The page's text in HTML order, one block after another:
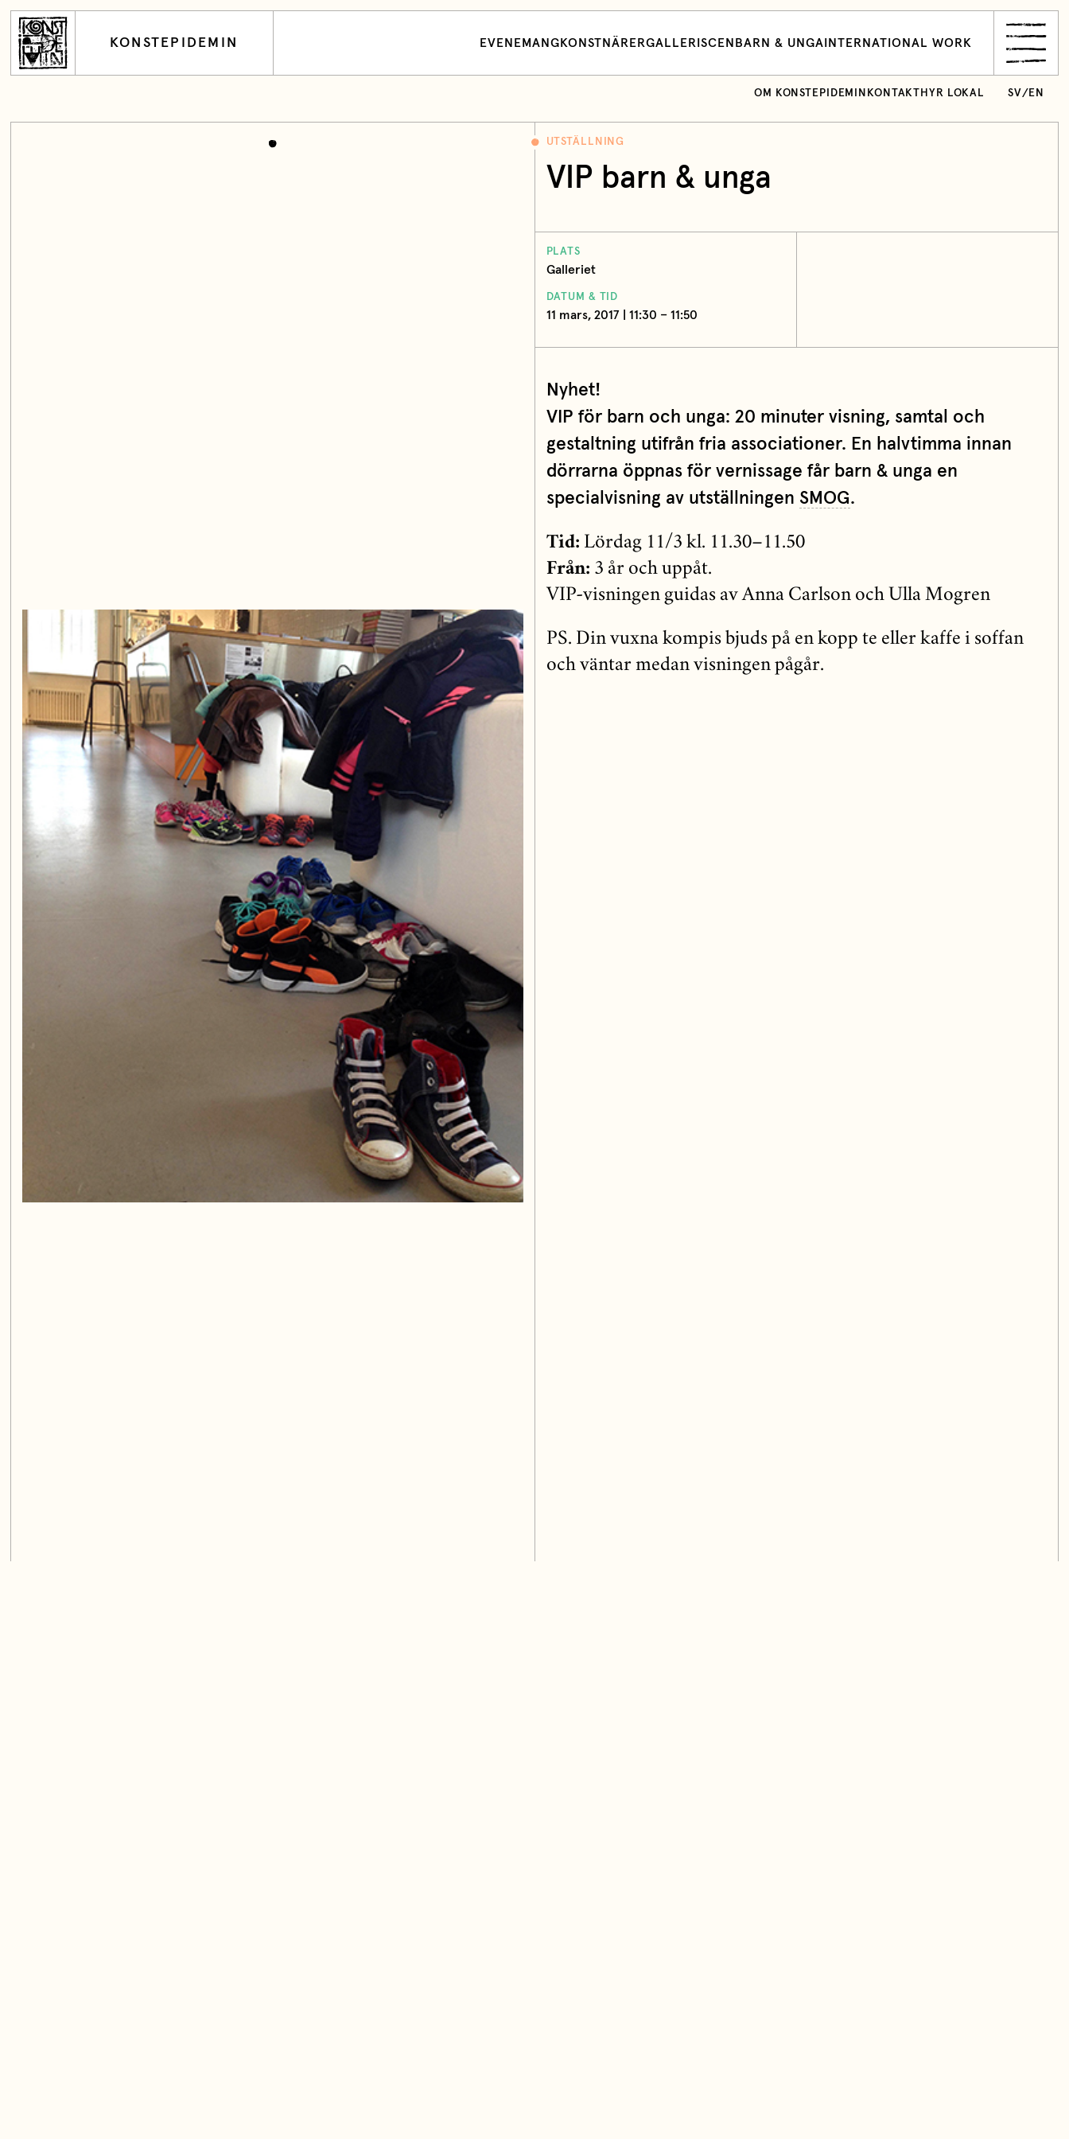
KONSTEPIDEMIN EVENEMANG KONSTNÄRERGALLERI SCEN BARN & UNGA INTERNATIONAL WORK
OM KONSTEPIDEMIN KONTAKT HYR LOKAL SV/ EN
UTSTÄLLNING
VIP barn & unga
PLATS
Galleriet
DATUM & TID
11 mars, 2017 | 11:30 – 11:50
Nyhet!
VIP för barn och unga: 20 minuter visning, samtal och
gestaltning utifrån fria associationer. En halvtimma innan
dörrarna öppnas för vernissage får barn & unga en
specialvisning av utställningen SMOG.
Tid: Lördag 11/3 kl. 11.30–11.50
Från: 3 år och uppåt.
VIP-visningen guidas av Anna Carlson och Ulla Mogren
PS. Din vuxna kompis bjuds på en kopp te eller kaffe i soffan
och väntar medan visningen pågår.